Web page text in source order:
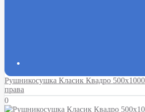
Рушникосушка Класик Квадро 500х1000
права
0